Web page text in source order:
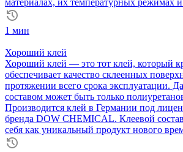
материалах, их температурных режимах
1 мин
Хороший клей
Хороший клей — это тот клей, который
обеспечивает качество склеенных
протяжении всего срока эксплуатации.
составом может быть только
Производится клей в Германии под
бренда DOW CHEMICAL. Клеевой
себя как уникальный продукт нового